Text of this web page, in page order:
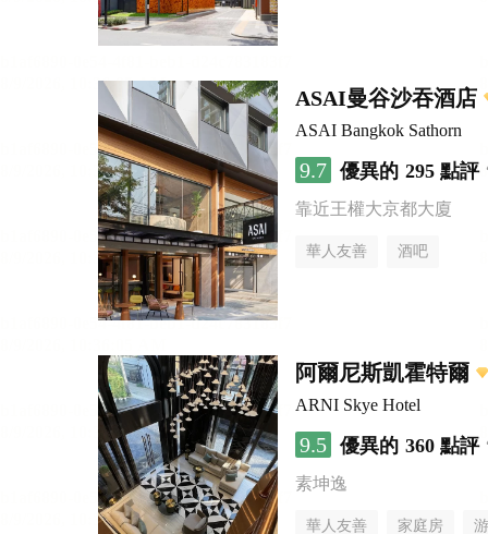
ASAI曼谷沙吞酒店
ASAI Bangkok Sathorn
9.7 優異的 295 點評
靠近王權大京都大廈
華人友善 酒吧
阿爾尼斯凱霍特爾
ARNI Skye Hotel
9.5 優異的 360 點評
素坤逸
華人友善 家庭房